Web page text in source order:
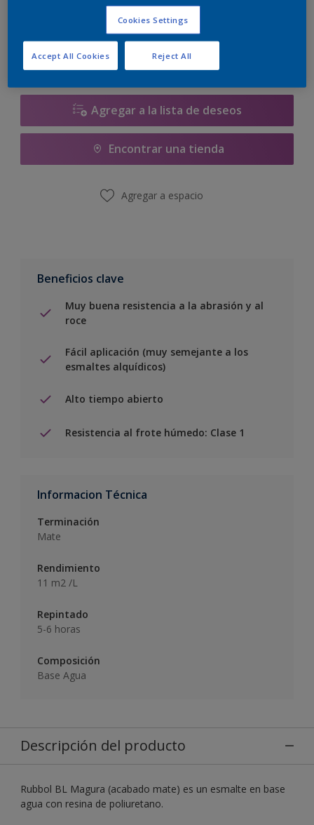
Calculadora de pintura
Calcular
Agregar a la lista de deseos
Encontrar una tienda
Agregar a espacio
Beneficios clave
Muy buena resistencia a la abrasión y al
roce
Fácil aplicación (muy semejante a los
esmaltes alquídicos)
Alto tiempo abierto
Resistencia al frote húmedo: Clase 1
Informacion Técnica
Terminación
Mate
Rendimiento
11 m2 /L
Repintado
5-6 horas
Composición
Base Agua
Descripción del producto
Rubbol BL Magura (acabado mate) es un esmalte en base
agua con resina de poliuretano.
Cookies Settings
Reject All
Accept All Cookies